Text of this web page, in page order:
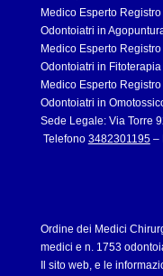
Medico Esperto
Odontoiatri in
Medico Esperto
Odontoiatri in Fitoterapia
Medico Esperto
Odontoiatri in
Sede Legale: Via Torre
Telefono 3482301195–
Ordine dei Medici
medici e n. 1753
Il sito web, e le